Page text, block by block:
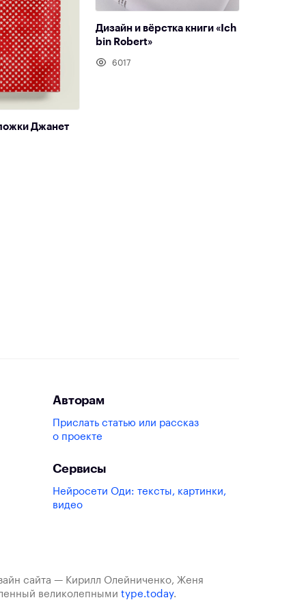
Джанет
Дизайн и вёрстка книги «Ich
bin Robert»
6017
Авторам
Прислать статью или рассказ
о проекте
Сервисы
Нейросети Оди: тексты, картинки,
видео
сайта — Кирилл Олейниченко, Женя
великолепными type.today.